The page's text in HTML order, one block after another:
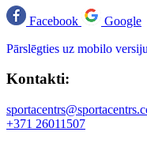
Facebook Google
Pārslēgties uz mobilo
Kontakti:
+371 26011507